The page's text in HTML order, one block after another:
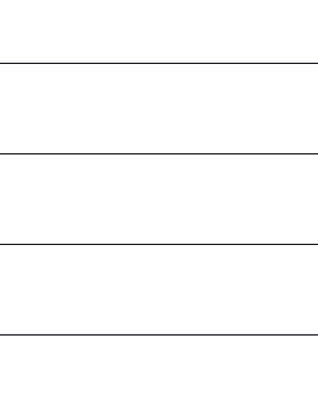
Primorsko-
Tartu maakond
Central Luzon
Occitanie